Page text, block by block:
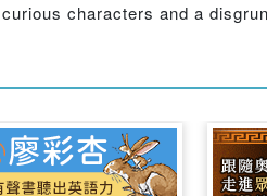
characters and a